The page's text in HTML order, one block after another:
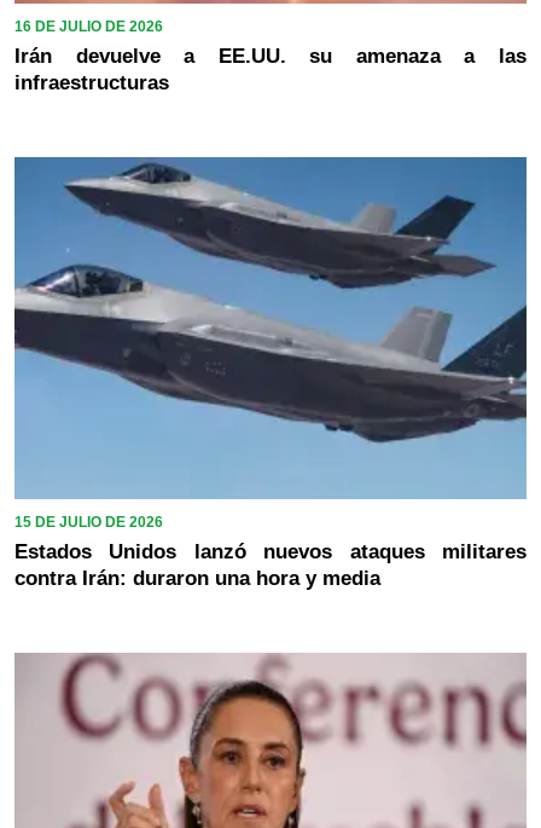
16 DE JULIO DE 2026
Irán devuelve a EE.UU. su amenaza a las
infraestructuras
15 DE JULIO DE 2026
Estados Unidos lanzó nuevos ataques militares
contra Irán: duraron una hora y media